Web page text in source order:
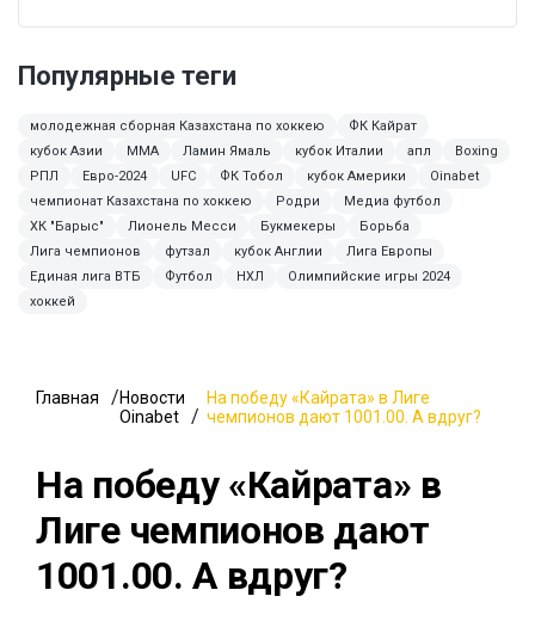
Популярные теги
молодежная сборная Казахстана по хоккею
ФК Кайрат
кубок Азии
ММА Ламин Ямаль кубок Италии апл
Boxing
РПЛ
Евро-2024 UFC ФК Тобол кубок Америки
Oinabet
чемпионат Казахстана по хоккею
Родри
Медиа футбол
ХК "Барыс"
Лионель Месси Букмекеры
Борьба
Лига чемпионов
футзал кубок Англии
Лига Европы
Единая лига ВТБ
Футбол НХЛ
Олимпийские игры 2024
хоккей
Главная
Новости
Oinabet
На победу «Кайрата» в Лиге
чемпионов дают 1001.00. А вдруг?
На победу «Кайрата» в
Лиге чемпионов дают
1001.00. А вдруг?